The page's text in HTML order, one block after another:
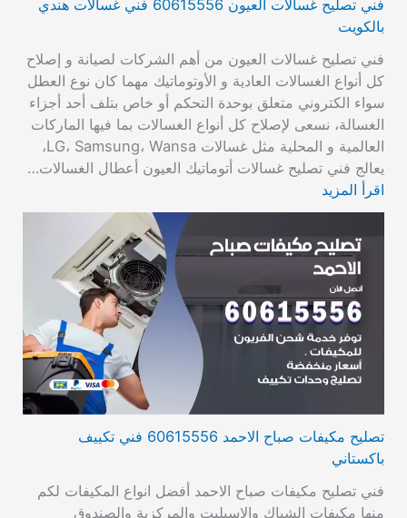
فني تصليح غسالات العيون 60615556 فني غسالات هندي
بالكويت
فني تصليح غسالات العيون من أهم الشركات لصيانة و إصلاح
كل أنواع الغسالات العادية و الأوتوماتيك مهما كان نوع العطل
سواء الكتروني متعلق بوحدة التحكم أو خاص بتلف أحد أجزاء
الغسالة، نسعى لإصلاح كل أنواع الغسالات بما فيها الماركات
العالمية و المحلية مثل غسالات LG، Samsung، Wansa،
يعالج فني تصليح غسالات أتوماتيك العيون أعطال الغسالات…
اقرأ المزيد
تصليح مكيفات صباح الاحمد 60615556 فني تكييف
باكستاني
فني تصليح مكيفات صباح الاحمد أفضل انواع المكيفات لكم
منها مكيفات الشباك والاسبليت والمركزية والصندوق